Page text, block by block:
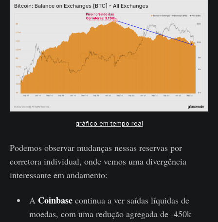
gráfico em tempo real
Podemos observar mudanças nessas reservas por
corretora individual, onde vemos uma divergência
interessante em andamento:
A Coinbasecontinua a ver saídas líquidas de
moedas, com uma redução agregada de -450k